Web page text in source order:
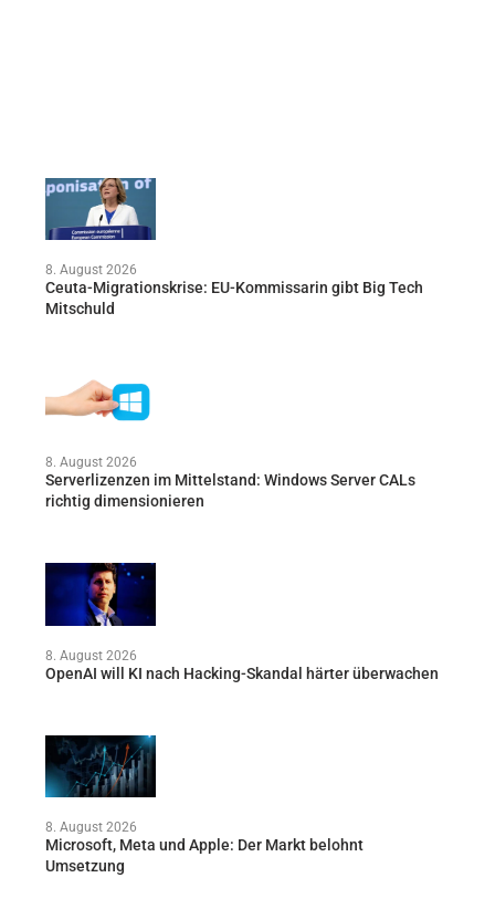
8. August 2026
Ceuta-Migrationskrise: EU-Kommissarin gibt Big Tech
Mitschuld
8. August 2026
Serverlizenzen im Mittelstand: Windows Server CALs
richtig dimensionieren
8. August 2026
OpenAI will KI nach Hacking-Skandal härter überwachen
8. August 2026
Microsoft, Meta und Apple: Der Markt belohnt
Umsetzung